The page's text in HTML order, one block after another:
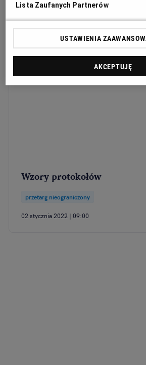
Sortuj wg daty: od najnowszej
Lista artykułów
Wzory protokołów
przetarg nieograniczony
02 stycznia 2022 | 09:00
Lista Zaufanych Partnerów
USTAWIENIA
AKCEPTUJĘ